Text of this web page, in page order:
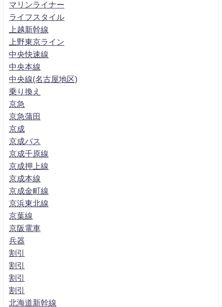
マリンライナー
ライフスタイル
上越新幹線
上野東京ライン
中央快速線
中央本線
中央線(名古屋地区)
乗り換え
京急
京急蒲田
京成
京成バス
京成千原線
京成押上線
京成本線
京成金町線
京浜東北線
京葉線
京阪電車
兵器
割引
割引
割引
割引
北海道新幹線